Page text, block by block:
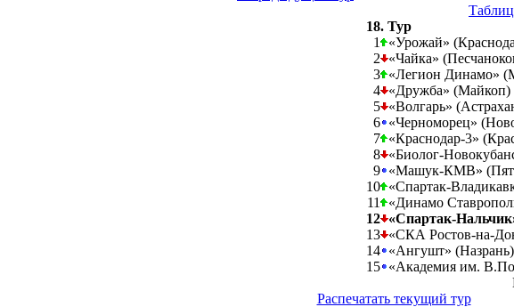
18. Тур
1
«Урожай»
2
«Чайка»
3 «Легион Динамо»
4 «Дружба» (Майкоп)
5 «Волгарь»
6 «Черноморец»
7 «Краснодар-3»
8 «Биолог-
9 «Машук-КМВ»
10 «Спартак-
11
«Динамо
12 «Спартак-
13 «СКА Ростов-на-
14 «Ангушт» (Назрань)
15 «Академия им.
Распечатать текущий тур